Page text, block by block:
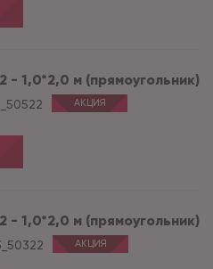
- 1,0*2,0 м (прямоугольник)
АКЦИЯ
- 1,0*2,0 м (прямоугольник)
АКЦИЯ